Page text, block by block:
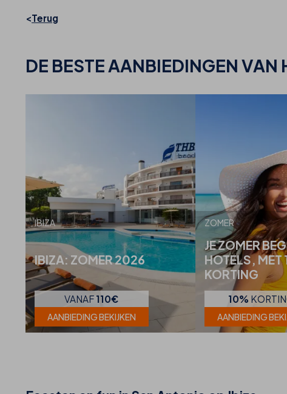
Terug
DE BESTEAANBIEDINGEN VAN
IBIZA
IBIZA: ZOMER 2026
VANAF 110€
AANBIEDING BEKIJKEN
ZOMER
JE ZOMER
HOTELS, MET
KORTING
10%
AANBIEDING